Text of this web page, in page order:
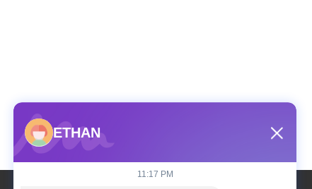
ETHAN
11:17 PM